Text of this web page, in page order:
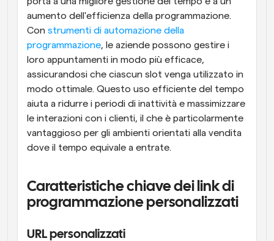
aumento dell'efficienza della programmazione.
Con strumenti di automazione della
programmazione, le aziende possono gestire i
loro appuntamenti in modo più efficace,
assicurandosi che ciascun slot venga utilizzato in
modo ottimale. Questo uso efficiente del tempo
aiuta a ridurre i periodi di inattività e massimizzare
le interazioni con i clienti, il che è particolarmente
vantaggioso per gli ambienti orientati alla vendita
dove il tempo equivale a entrate.
Caratteristiche chiave dei link di
programmazione personalizzati
URL personalizzati